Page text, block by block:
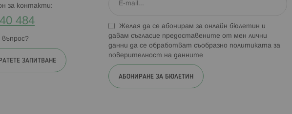
за контакти:
484
ЗАПИТВАНЕ
Желая да се абонирам за онлайн бюлетин и
давам съгласие предоставените от мен лични
данни да се обработват съобразно политиката за
поверителност на данните
АБОНИРАНЕ ЗА БЮЛЕТИН